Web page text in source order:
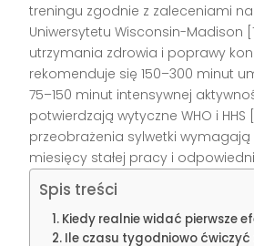
treningu zgodnie z zaleceniami
Uniwersytetu Wisconsin-Madison
utrzymania zdrowia i poprawy
rekomenduje się 150–300 minut
75–150 minut intensywnej
potwierdzają wytyczne WHO i
przeobrażenia sylwetki wymagają
miesięcy stałej pracy i
Spis treści
Kiedy realnie widać pierwsze
Ile czasu tygodniowo ćwiczyć